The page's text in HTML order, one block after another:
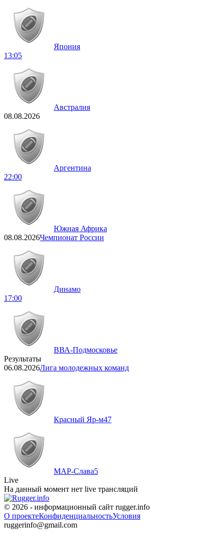
Япония
13:05
Австралия
08.08.2026
Аргентина
22:00
Южная Африка
08.08.2026Чемпионат России
Динамо
17:00
ВВА-Подмосковье
Результаты
06.08.2026Лига молодежных команд
Красный Яр-м47
МАР-Слава5
Live
На данный момент нет live трансляций
© 2026 - информационный сайт rugger.info
О проектеКонфиденциальностьУсловия
ruggerinfo@gmail.com